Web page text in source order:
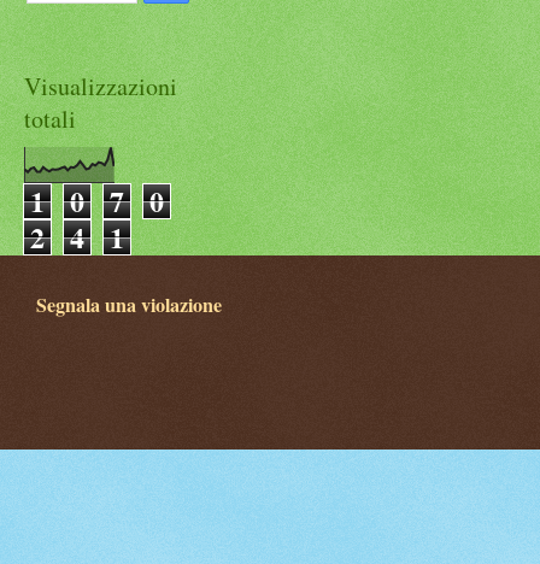
Visualizzazioni
totali
1 0 7 0
2 4 1
Segnala una violazione